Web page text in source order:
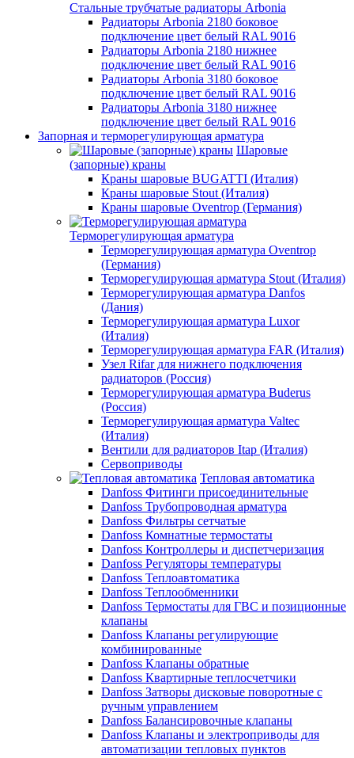
Стальные трубчатые радиаторы Arbonia
Радиаторы Arbonia 2180 боковое
подключение цвет белый RAL 9016
Радиаторы Arbonia 2180 нижнее
подключение цвет белый RAL 9016
Радиаторы Arbonia 3180 боковое
подключение цвет белый RAL 9016
Радиаторы Arbonia 3180 нижнее
подключение цвет белый RAL 9016
Запорная и терморегулирующая арматура
Шаровые
(запорные) краны
Краны шаровые BUGATTI (Италия)
Краны шаровые Stout (Италия)
Краны шаровые Oventrop (Германия)
Терморегулирующая арматура
Терморегулирующая арматура Oventrop
(Германия)
Терморегулирующая арматура Stout (Италия)
Терморегулирующая арматура Danfos
(Дания)
Терморегулирующая арматура Luxor
(Италия)
Терморегулирующая арматура FAR (Италия)
Узел Rifar для нижнего подключения
радиаторов (Россия)
Терморегулирующая арматура Buderus
(Россия)
Терморегулирующая арматура Valtec
(Италия)
Вентили для радиаторов Itap (Италия)
Сервоприводы
Тепловая автоматика
Danfoss Фитинги присоединительные
Danfoss Трубопроводная арматура
Danfoss Фильтры сетчатые
Danfoss Комнатные термостаты
Danfoss Контроллеры и диспетчеризация
Danfoss Регуляторы температуры
Danfoss Теплоавтоматика
Danfoss Теплообменники
Danfoss Термостаты для ГВС и позиционные
клапаны
Danfoss Клапаны регулирующие
комбинированные
Danfoss Клапаны обратные
Danfoss Квартирные теплосчетчики
Danfoss Затворы дисковые поворотные с
ручным управлением
Danfoss Балансировочные клапаны
Danfoss Клапаны и электроприводы для
автоматизации тепловых пунктов